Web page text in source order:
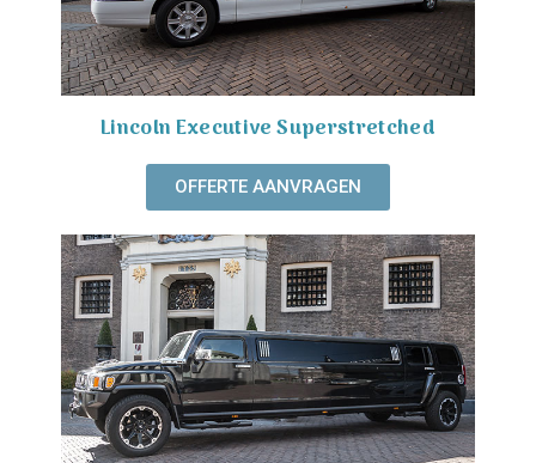
Lincoln Executive Superstretched
OFFERTE AANVRAGEN